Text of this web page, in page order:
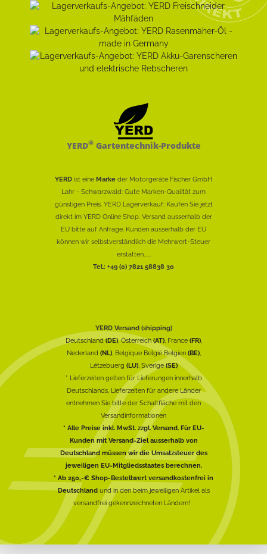
YERD®Gartentechnik-Produkte
YERD ist eine Marke der Motorgeräte Fischer GmbH
Lahr - Schwarzwald: Gute Marken-Qualität zum
günstigen Preis. YERD Lagerverkauf: Kaufen Sie jetzt
direkt im YERD Online Shop. Versand ausserhalb der
EU bitte auf Anfrage. Kunden ausserhalb der EU
können wir selbstverständlich die Mehrwert-Steuer
erstatten......
Tel.: +49 (0) 7821 58838 30
YERD Versand (shipping)
Deutschland(DE), Österreich(AT), France (FR),
Nederland (NL), Belgique België Belgien (BE),
Lëtzebuerg (LU), Sverige(SE)
* Lieferzeiten gelten für Lieferungen innerhalb
Deutschlands, Lieferzeiten für andere Länder
entnehmen Sie bitte der Schaltfläche mit den
Versandinformationen
* Alle Preise inkl. MwSt. zzgl. Versand. Für EU-
Kunden mit Versand-Ziel ausserhalb von
Deutschland müssen wir die Umsatzsteuer des
jeweiligen EU-Mitgliedsstaates berechnen.
* Ab 250,-€ Shop-Bestellwert versandkostenfrei in
Deutschlandund in den beim jeweiligen Artikel als
versandfrei gekennzeichneten Ländern!